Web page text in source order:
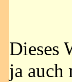
Dieses
ja